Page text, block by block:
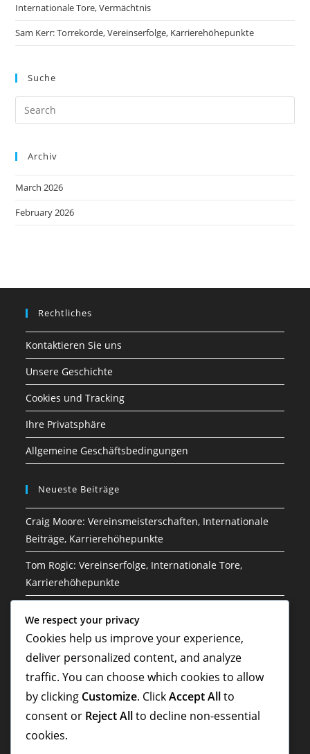
Internationale Tore, Vermächtnis
Sam Kerr: Torrekorde, Vereinserfolge, Karrierehöhepunkte
Suche
Archiv
March 2026
February 2026
Rechtliches
Kontaktieren Sie uns
Unsere Geschichte
Cookies und Tracking
Ihre Privatsphäre
Allgemeine Geschäftsbedingungen
Neueste Beiträge
Craig Moore: Vereinsmeisterschaften, Internationale
Beiträge, Karrierehöhepunkte
Tom Rogic: Vereinserfolge, Internationale Tore,
Karrierehöhepunkte
Karriere-Highlights
Sam Kerr: Einfluss auf die Frauen-Nationalmannschaft,
Internationale Tore, Vermächtnis
Sam Kerr: Torrekorde, Vereinserfolge,
Karrierehöhepunkte
We respect your privacy
Cookies help us improve your experience,
deliver personalized content, and analyze
traffic. You can choose which cookies to allow
by clicking Customize. ClickAccept Allto
consent or Reject Allto decline non-essential
cookies.